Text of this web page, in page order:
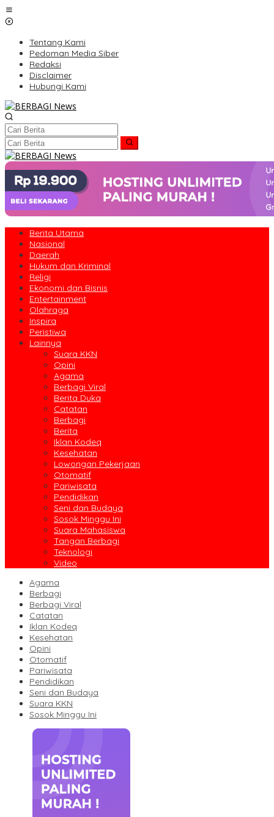
Lewati
ke
Tentang Kami
Pedoman Media Siber
Redaksi
Disclaimer
Hubungi Kami
Berita Utama
Nasional
Daerah
Hukum dan Kriminal
Religi
Ekonomi dan Bisnis
Entertainment
Olahraga
Inspira
Peristiwa
Lainnya
Suara KKN
Opini
Agama
Berbagi Viral
Berita Duka
Catatan
Berbagi
Berita
Iklan Kodeq
Kesehatan
Lowongan Pekerjaan
Otomatif
Pariwisata
Pendidikan
Seni dan Budaya
Sosok Minggu Ini
Suara Mahasiswa
Tangan Berbagi
Teknologi
Video
Agama
Berbagi
Berbagi Viral
Catatan
Iklan Kodeq
Kesehatan
Opini
Otomatif
Pariwisata
Pendidikan
Seni dan Budaya
Suara KKN
Sosok Minggu Ini